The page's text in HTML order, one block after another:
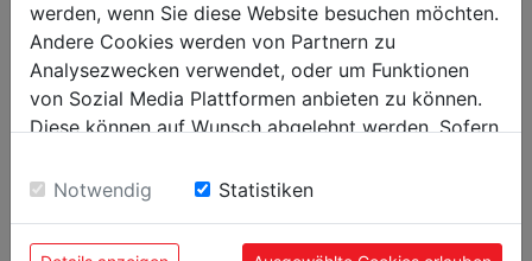
general data
EAN code
9120039903620
PU in pieces
5
werden, wenn Sie diese Website besuchen möchten.
Andere Cookies werden von Partnern zu
Analysezwecken verwendet, oder um Funktionen
von Sozial Media Plattformen anbieten zu können.
Diese können auf Wunsch abgelehnt werden. Sofern
Einwilligung zu unseren Cookies.
Notwendig Statistiken